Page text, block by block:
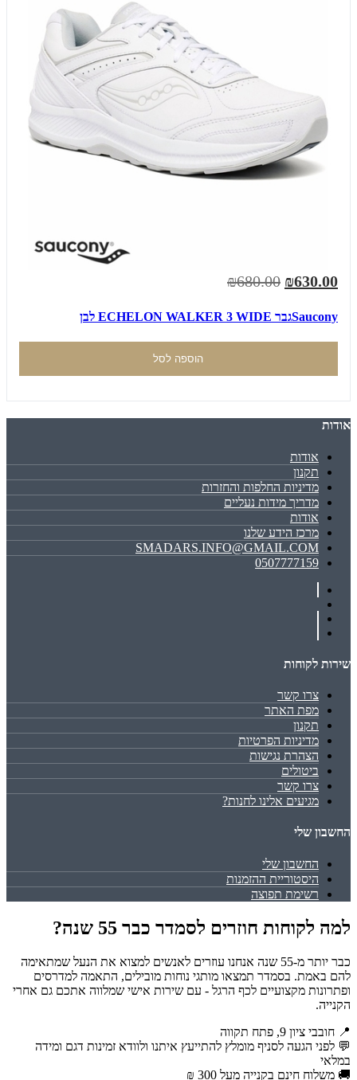
₪630.00
₪680.00
Sauconyגבר ECHELON WALKER 3 WIDE לבן
הוספה לסל
אודות
אודות
תקנון
מדיניות החלפות והחזרות
מדריך מידות נעליים
אודות
מרכז הידע שלנו
SMADARS.INFO@GMAIL.COM
0507777159
שירות לקוחות
צרו קשר
מפת האתר
תקנון
מדיניות הפרטיות
הצהרת נגישות
ביטולים
צרו קשר
מגיעים אלינו לחנות?
החשבון שלי
החשבון שלי
היסטוריית ההזמנות
רשימת תפוצה
למה לקוחות חוזרים לסמדר כבר 55 שנה?
כבר יותר מ-55 שנה אנחנו עוזרים לאנשים למצוא את הנעל שמתאימה
להם באמת. בסמדר תמצאו מותגי נוחות מובילים, התאמה למדרסים
ופתרונות מקצועיים לכף הרגל - עם שירות אישי שמלווה אתכם גם אחרי
הקנייה.
📍 חובבי ציון 9, פתח תקווה
💬 לפני הגעה לסניף מומלץ להתייעץ איתנו ולוודא זמינות דגם ומידה
במלאי
🚚 משלוח חינם בקנייה מעל 300 ₪